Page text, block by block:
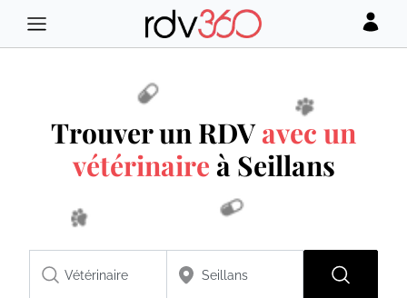
Trouver un RDVavec un
vétérinaire à Seillans